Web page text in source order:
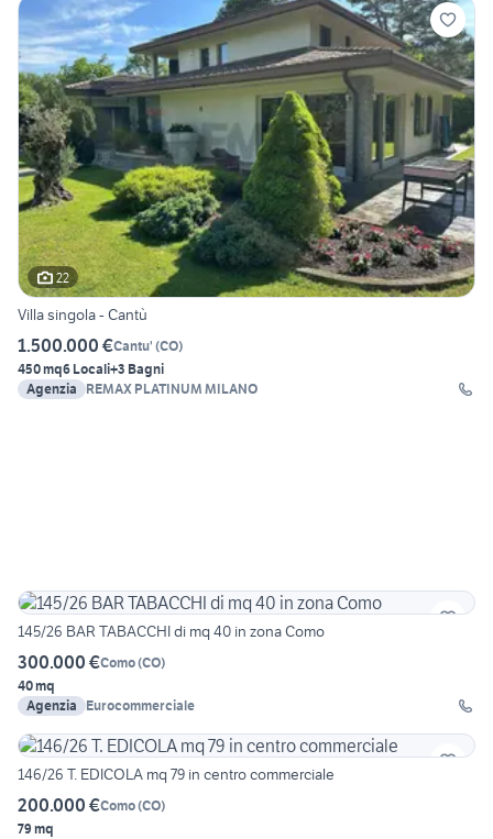
22
Villa singola - Cantù
1.500.000 €Cantu' (CO)
450 mq6 Locali+3 Bagni
Agenzia
REMAX PLATINUM MILANO
145/26 BAR TABACCHI di mq 40 in zona Como
300.000 €Como(CO)
40 mq
Agenzia
Eurocommerciale
146/26 T. EDICOLA mq 79 in centro commerciale
200.000 €Como(CO)
79 mq